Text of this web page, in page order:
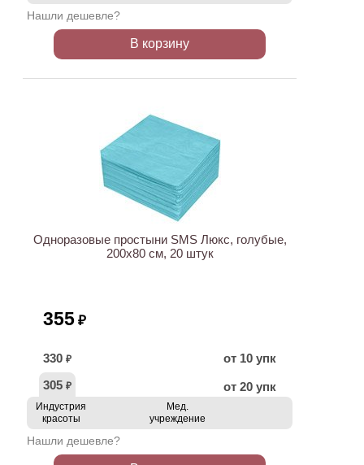
Нашли дешевле?
В корзину
Одноразовые простыни SMS Люкс, голубые,
200х80 см, 20 штук
355 ₽
330 ₽
от 10 упк
305 ₽ от 20 упк
Индустрия
красоты
Мед.
учреждение
Нашли дешевле?